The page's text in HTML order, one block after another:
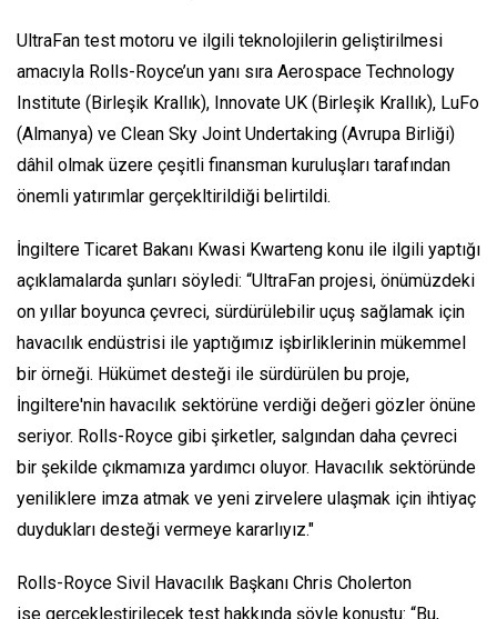
UltraFan test motoru ve ilgili teknolojilerin geliştirilmesi
amacıyla Rolls-Royce’un yanı sıra Aerospace Technology
Institute (Birleşik Krallık), Innovate UK (Birleşik Krallık), LuFo
(Almanya) ve Clean Sky Joint Undertaking (Avrupa Birliği)
dâhil olmak üzere çeşitli finansman kuruluşları tarafından
önemli yatırımlar gerçekltirildiği belirtildi.
İngiltere Ticaret Bakanı Kwasi Kwarteng konu ile ilgili yaptığı
açıklamalarda şunları söyledi: “UltraFan projesi, önümüzdeki
on yıllar boyunca çevreci, sürdürülebilir uçuş sağlamak için
havacılık endüstrisi ile yaptığımız işbirliklerinin mükemmel
bir örneği. Hükümet desteği ile sürdürülen bu proje,
İngiltere'nin havacılık sektörüne verdiği değeri gözler önüne
seriyor. Rolls-Royce gibi şirketler, salgından daha çevreci
bir şekilde çıkmamıza yardımcı oluyor. Havacılık sektöründe
yeniliklere imza atmak ve yeni zirvelere ulaşmak için ihtiyaç
duydukları desteği vermeye kararlıyız."
Rolls-Royce Sivil Havacılık Başkanı Chris Cholerton
ise gerçekleştirilecek test hakkında şöyle konuştu: “Bu,